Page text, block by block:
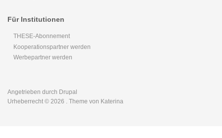
Für Institutionen
THESE-Abonnement
Kooperationspartner werden
Werbepartner werden
Angetrieben durch Drupal
Urheberrecht © 2026 . Theme von Katerina